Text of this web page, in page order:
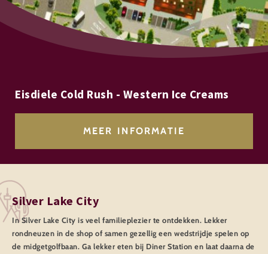
Eisdiele Cold Rush - Western Ice Creams
MEER INFORMATIE
Silver Lake City
In Silver Lake City is veel familieplezier te ontdekken. Lekker
rondneuzen in de shop of samen gezellig een wedstrijdje spelen op
de midgetgolfbaan. Ga lekker eten bij Diner Station en laat daarna de